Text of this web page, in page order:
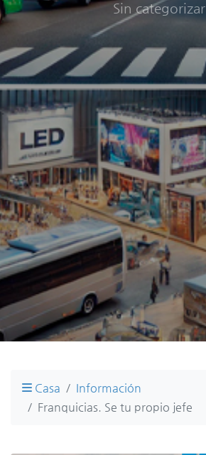
Sin categorizar
Casa
Información
Franquicias. Se tu propio jefe